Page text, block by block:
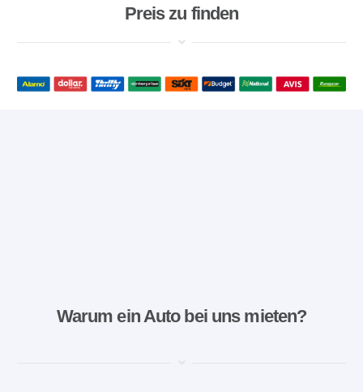
Preis zu finden
Warum ein Auto bei uns mieten?